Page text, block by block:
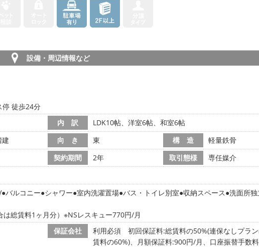
設備・周辺情報など
停 徒歩24分
内 訳
LDK10帖、洋室6帖、和室6帖
向 き 東 構 造
軽量鉄骨
契約期間 2年 取引態様
専任媒介
バルコニー シャワー 室内洗濯置場 バス・トイレ別室 収納スペース 洗面所独
総賃料1ヶ月分）※NSレスキュー770円/月
保証会社
利用必須 初回保証料:総賃料の50%(連保なしプラ
賃料の60%)、月額保証料:900円/月、口座振替手数